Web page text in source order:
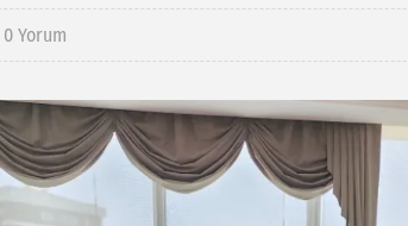
0 Yorum